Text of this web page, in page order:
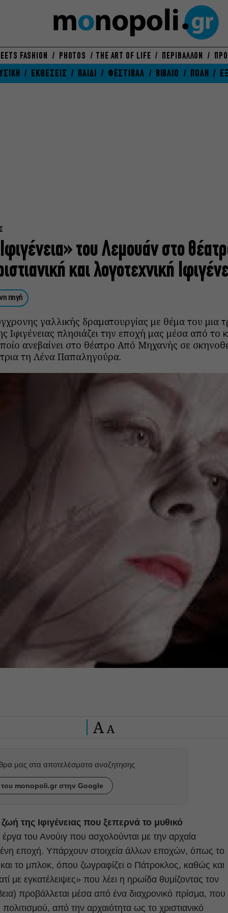
FASHION PHOTOS THE ART OF LIFE ΠΕΡΙΒΑΛΛΟΝ
ΕΚΘΕΣΕΙΣ ΠΑΙΔΙ ΦΕΣΤΙΒΑΛ ΒΙΒΛΙΟ ΠΟΛΗ
του Λεμουάν στο
και λογοτεχνική
πηγή
γαλλικής δραματουργίας με θέμα του μια
Ιφιγένειας πλησιάζει την εποχή μας μέσα από το
ανεβαίνει στο θέατρο Από Μηχανής σε
τη Λένα Παπαληγούρα.
A A
μας στα αποτελέσματα αναζητησης
monopoli.gr στην Google
της Ιφιγένειας που ξεπερνά το μυθικό
του Ανούιγ που ασχολούνται με την αρχαία
εποχή. Υπάρχουν στοιχεία άλλων εποχών, όπως το
το μπλοκ, όπου ζωγραφίζει ο Πάτροκλος, καθώς και
με εγκατέλειψες» που λέει η ηρωίδα θυμίζοντας τον
προβάλλεται μέσα από ένα διαχρονικό πρίσμα, που
από την αρχαιότητα ως το χριστιανικό